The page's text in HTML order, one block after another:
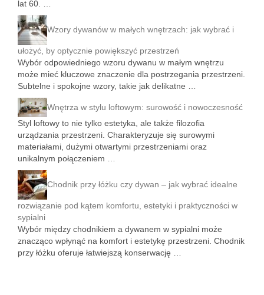
lat 60. …
Wzory dywanów w małych wnętrzach: jak wybrać i
ułożyć, by optycznie powiększyć przestrzeń
Wybór odpowiedniego wzoru dywanu w małym wnętrzu
może mieć kluczowe znaczenie dla postrzegania przestrzeni.
Subtelne i spokojne wzory, takie jak delikatne …
Wnętrza w stylu loftowym: surowość i nowoczesność
Styl loftowy to nie tylko estetyka, ale także filozofia
urządzania przestrzeni. Charakteryzuje się surowymi
materiałami, dużymi otwartymi przestrzeniami oraz
unikalnym połączeniem …
Chodnik przy łóżku czy dywan – jak wybrać idealne
rozwiązanie pod kątem komfortu, estetyki i praktyczności w
sypialni
Wybór między chodnikiem a dywanem w sypialni może
znacząco wpłynąć na komfort i estetykę przestrzeni. Chodnik
przy łóżku oferuje łatwiejszą konserwację …